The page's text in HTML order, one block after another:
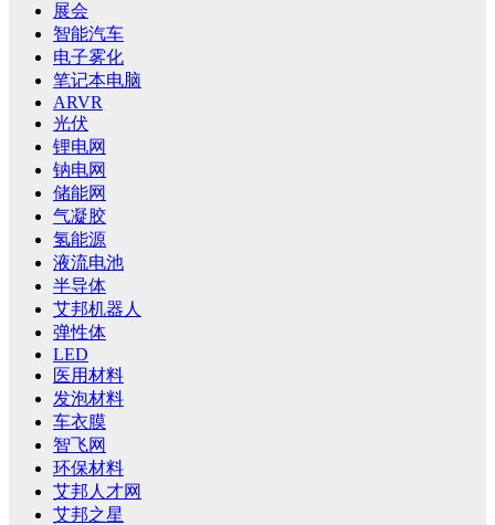
展会
智能汽车
电子雾化
笔记本电脑
ARVR
光伏
锂电网
钠电网
储能网
气凝胶
氢能源
液流电池
半导体
艾邦机器人
弹性体
LED
医用材料
发泡材料
车衣膜
智飞网
环保材料
艾邦人才网
艾邦之星